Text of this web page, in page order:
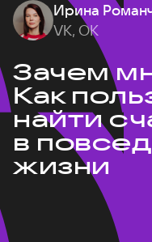
Ирина
VK, ОК
Зачем
Как
найти
в
жизни